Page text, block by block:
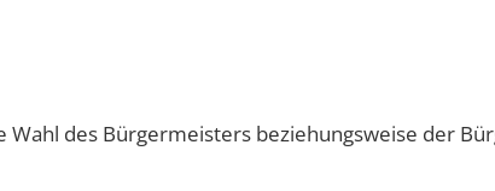
Wahl des Bürgermeisters beziehungsweise der